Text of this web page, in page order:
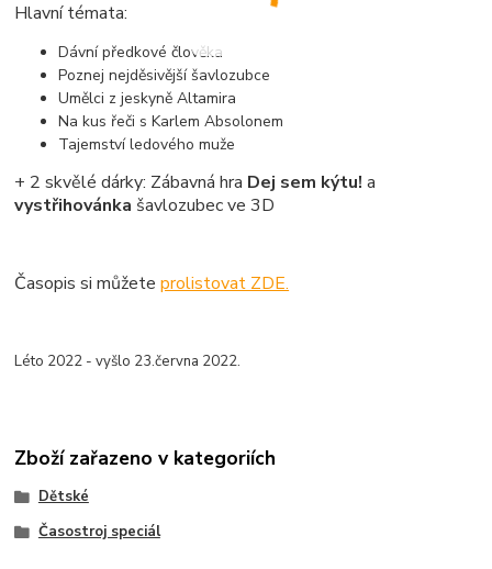
Hlavní témata:
Dávní předkové člověka
Poznej nejděsivější šavlozubce
Umělci z jeskyně Altamira
Na kus řeči s Karlem Absolonem
Tajemství ledového muže
+ 2 skvělé dárky: Zábavná hra Dej sem kýtu! a
vystřihovánka šavlozubec ve 3D
Časopis si můžeteprolistovat ZDE.
Léto 2022 - vyšlo 23.června 2022.
Zboží zařazeno v kategoriích
Dětské
Časostroj speciál